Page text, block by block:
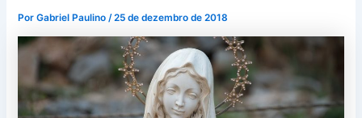
PorGabriel Paulino/25 de dezembro de 2018